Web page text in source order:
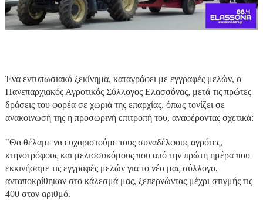
Ένα εντυπωσιακό ξεκίνημα, καταγράφει με εγγραφές μελών, ο
Πανεπαρχιακός Αγροτικός Σύλλογος Ελασσόνας, μετά τις πρώτες
δράσεις του φορέα σε χωριά της επαρχίας, όπως τονίζει σε
ανακοινωσή της η προσωρινή επιτροπή του, αναφέροντας σχετικά:
"Θα θέλαμε να ευχαριστούμε τους συναδέλφους αγρότες,
κτηνοτρόφους και μελισσοκόμους που από την πρώτη ημέρα που
εκκινήσαμε τις εγγραφές μελών για το νέο μας σύλλογο,
ανταποκρίθηκαν στο κάλεσμά μας, ξεπερνώντας μέχρι στιγμής τις
400 στον αριθμό.